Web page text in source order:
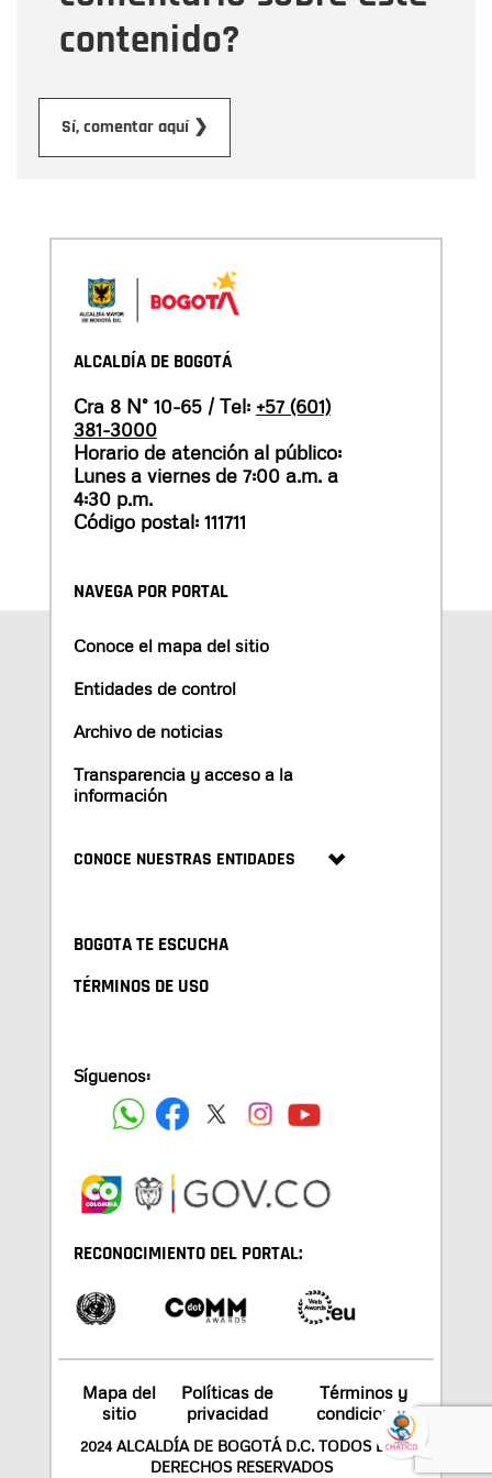
contenido?
Sí, comentar aquí ❯
ALCALDÍA DE BOGOTÁ
Cra 8 N° 10-65 / Tel: +57 (601)
381-3000
Horario de atención al público:
Lunes a viernes de 7:00 a.m. a
4:30 p.m.
Código postal: 111711
NAVEGA POR PORTAL
Conoce el mapa del sitio
Entidades de control
Archivo de noticias
Transparencia y acceso a la
información
CONOCE NUESTRAS ENTIDADES
BOGOTA TE ESCUCHA
TÉRMINOS DE USO
Síguenos:
RECONOCIMIENTO DEL PORTAL:
Mapa del
sitio
Políticas de
privacidad
Términos y
condiciones
2024 ALCALDÍA DE BOGOTÁ D.C. TODOS LOS
DERECHOS RESERVADOS